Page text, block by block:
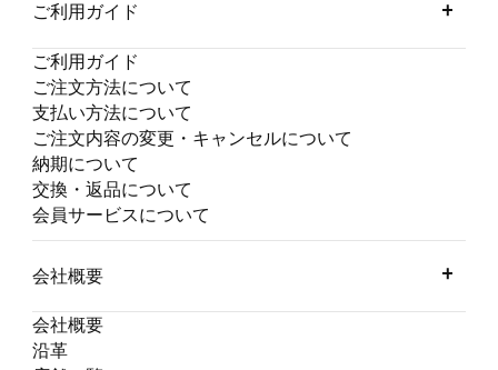
ご利用ガイド
ご利用ガイド
ご注文方法について
支払い方法について
ご注文内容の変更・キャンセルについて
納期について
交換・返品について
会員サービスについて
会社概要
会社概要
沿革